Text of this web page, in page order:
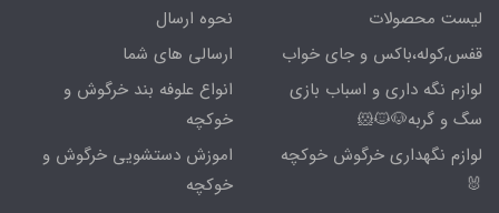
لیست محصولات
قفس,کوله،باکس و جای خواب
لوازم نگه داری و اسباب بازی
سگ و گربه🐶🐱🐹
لوازم نگهداری خرگوش خوکچه
🐰
نحوه ارسال
ارسالی های شما
انواع علوفه بند خرگوش و
خوکچه
اموزش دستشویی خرگوش و
خوکچه